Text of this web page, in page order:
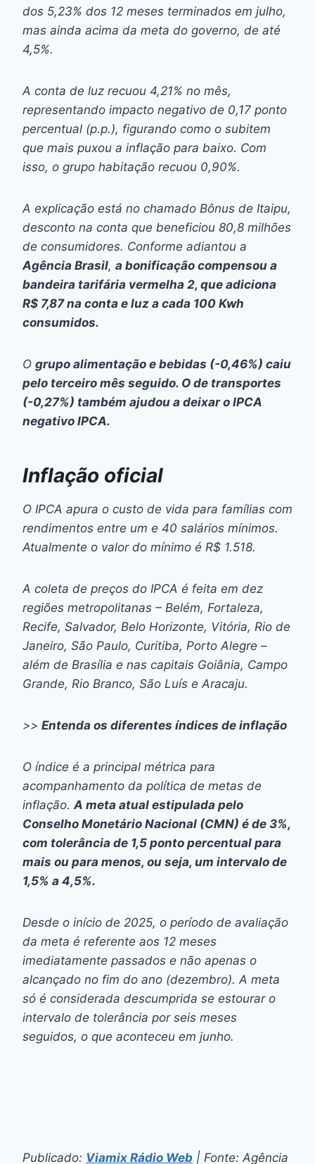
dos 5,23% dos 12 meses terminados em julho,
mas ainda acima da meta do governo, de até
4,5%.
A conta de luz recuou 4,21% no mês,
representando impacto negativo de 0,17 ponto
percentual (p.p.), figurando como o subitem
que mais puxou a inflação para baixo. Com
isso, o grupo habitação recuou 0,90%.
A explicação está no chamado Bônus de Itaipu,
desconto na conta que beneficiou 80,8 milhões
de consumidores. Conforme adiantou a
Agência Brasil, a bonificação compensou a
bandeira tarifária vermelha 2, que adiciona
R$ 7,87 na conta e luz a cada 100 Kwh
consumidos.
O grupo alimentação e bebidas (-0,46%) caiu
pelo terceiro mês seguido. O de transportes
(-0,27%) também ajudou a deixar o IPCA
negativo IPCA.
Inflação oficial
O IPCA apura o custo de vida para famílias com
rendimentos entre um e 40 salários mínimos.
Atualmente o valor do mínimo é R$ 1.518.
A coleta de preços do IPCA é feita em dez
regiões metropolitanas – Belém, Fortaleza,
Recife, Salvador, Belo Horizonte, Vitória, Rio de
Janeiro, São Paulo, Curitiba, Porto Alegre –
além de Brasília e nas capitais Goiânia, Campo
Grande, Rio Branco, São Luís e Aracaju.
>> Entenda os diferentes índices de inflação
O índice é a principal métrica para
acompanhamento da política de metas de
inflação. A meta atual estipulada pelo
Conselho Monetário Nacional (CMN) é de 3%,
com tolerância de 1,5 ponto percentual para
mais ou para menos, ou seja, um intervalo de
1,5% a 4,5%.
Desde o início de 2025, o período de avaliação
da meta é referente aos 12 meses
imediatamente passados e não apenas o
alcançado no fim do ano (dezembro). A meta
só é considerada descumprida se estourar o
intervalo de tolerância por seis meses
seguidos, o que aconteceu em junho.
Publicado: Viamix Rádio Web | Fonte: Agência